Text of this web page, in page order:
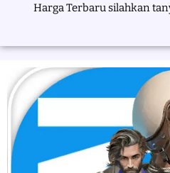
Harga Terbaru silahkan